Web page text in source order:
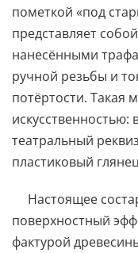
пометкой «под
представляет
нанесёнными
ручной резьбы и
потёртости. Такая
театральный
пластиковый
Настоящее
поверхностный
фактурой